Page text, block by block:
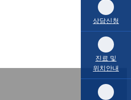
상담신청
진료 및
위치안내